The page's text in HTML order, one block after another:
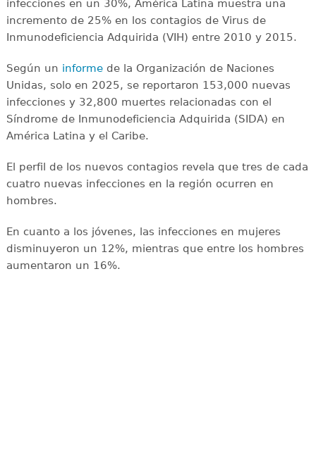
infecciones en un 30%, América Latina muestra una
incremento de 25% en los contagios de Virus de
Inmunodeficiencia Adquirida (VIH) entre 2010 y 2015.
Según un informede la Organización de Naciones
Unidas, solo en 2025, se reportaron 153,000 nuevas
infecciones y 32,800 muertes relacionadas con el
Síndrome de Inmunodeficiencia Adquirida (SIDA) en
América Latina y el Caribe.
El perfil de los nuevos contagios revela que tres de cada
cuatro nuevas infecciones en la región ocurren en
hombres.
En cuanto a los jóvenes, las infecciones en mujeres
disminuyeron un 12%, mientras que entre los hombres
aumentaron un 16%.